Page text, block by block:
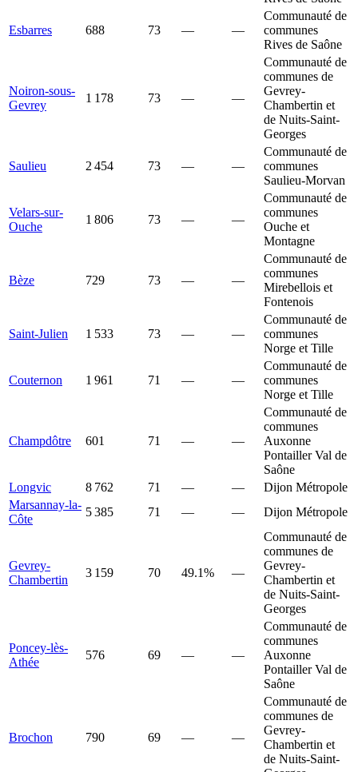
Esbarres 688 73 — —
Communauté de
communes
Rives de Saône
Noiron-sous-
Gevrey
1 178 73 — —
Communauté de
communes de
Gevrey-
Chambertin et
de Nuits-Saint-
Georges
Saulieu 2 454 73 — —
Communauté de
communes
Saulieu-Morvan
Velars-sur-
Ouche
1 806 73 — —
Communauté de
communes
Ouche et
Montagne
Bèze 729 73 — —
Communauté de
communes
Mirebellois et
Fontenois
Saint-Julien 1 533 73 — —
Communauté de
communes
Norge et Tille
Couternon 1 961 71 — —
Communauté de
communes
Norge et Tille
Champdôtre 601 71 — —
Communauté de
communes
Auxonne
Pontailler Val de
Saône
Longvic
8 762 71 — —
Dijon Métropole
Marsannay-la-
Côte
5 385 71 — — Dijon Métropole
Gevrey-
Chambertin
3 159 70 49.1% —
Communauté de
communes de
Gevrey-
Chambertin et
de Nuits-Saint-
Georges
Poncey-lès-
Athée
576 69 — —
Communauté de
communes
Auxonne
Pontailler Val de
Saône
Brochon 790 69 — —
Communauté de
communes de
Gevrey-
Chambertin et
de Nuits-Saint-